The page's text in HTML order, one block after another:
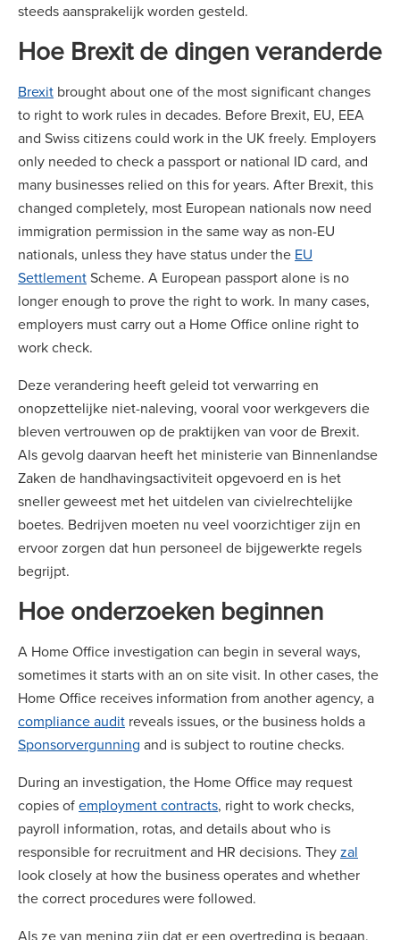
steeds aansprakelijk worden gesteld.
Hoe Brexit de dingen veranderde
Brexit brought about one of the most significant changes
to right to work rules in decades. Before Brexit, EU, EEA
and Swiss citizens could work in the UK freely. Employers
only needed to check a passport or national ID card, and
many businesses relied on this for years. After Brexit, this
changed completely, most European nationals now need
immigration permission in the same way as non-EU
nationals, unless they have status under the EU
SettlementScheme. A European passport alone is no
longer enough to prove the right to work. In many cases,
employers must carry out a Home Office online right to
work check.
Deze verandering heeft geleid tot verwarring en
onopzettelijke niet-naleving, vooral voor werkgevers die
bleven vertrouwen op de praktijken van voor de Brexit.
Als gevolg daarvan heeft het ministerie van Binnenlandse
Zaken de handhavingsactiviteit opgevoerd en is het
sneller geweest met het uitdelen van civielrechtelijke
boetes. Bedrijven moeten nu veel voorzichtiger zijn en
ervoor zorgen dat hun personeel de bijgewerkte regels
begrijpt.
Hoe onderzoeken beginnen
A Home Office investigation can begin in several ways,
sometimes it starts with an on site visit. In other cases, the
Home Office receives information from another agency, a
compliance audit reveals issues, or the business holds a
Sponsorvergunning and is subject to routine checks.
During an investigation, the Home Office may request
copies ofemployment contracts, right to work checks,
payroll information, rotas, and details about who is
responsible for recruitment and HR decisions. Theyzal
look closely at how the business operates and whether
the correct procedures were followed.
Als ze van mening zijn dat er een overtreding is begaan,